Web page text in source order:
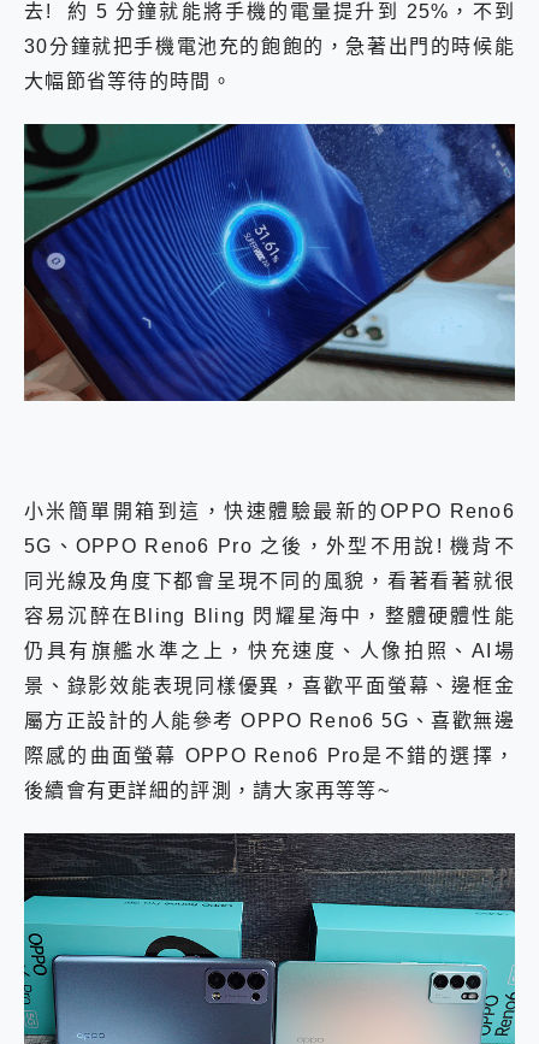
去! 約 5 分鐘就能將手機的電量提升到 25%，不到
30分鐘就把手機電池充的飽飽的，急著出門的時候能
大幅節省等待的時間。
小米簡單開箱到這，快速體驗最新的OPPO Reno6
5G、OPPO Reno6 Pro 之後，外型不用說! 機背不
同光線及角度下都會呈現不同的風貌，看著看著就很
容易沉醉在Bling Bling 閃耀星海中，整體硬體性能
仍具有旗艦水準之上，快充速度、人像拍照、AI場
景、錄影效能表現同樣優異，喜歡平面螢幕、邊框金
屬方正設計的人能參考 OPPO Reno6 5G、喜歡無邊
際感的曲面螢幕 OPPO Reno6 Pro是不錯的選擇，
後續會有更詳細的評測，請大家再等等~